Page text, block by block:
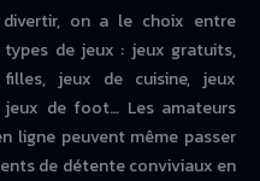
on a le choix entre
types de jeux : jeux gratuits,
jeux de cuisine, jeux
jeux de foot… Les amateurs
ligne peuvent même passer
de détente conviviaux en